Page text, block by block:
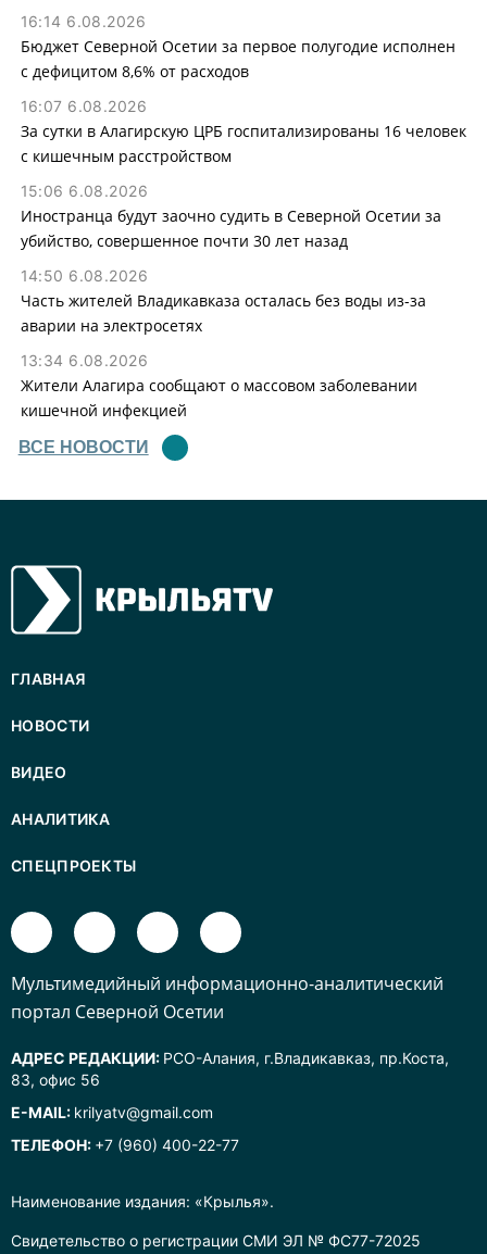
16:14 6.08.2026
Бюджет Северной Осетии за первое полугодие исполнен
с дефицитом 8,6% от расходов
16:07 6.08.2026
За сутки в Алагирскую ЦРБ госпитализированы 16 человек
с кишечным расстройством
15:06 6.08.2026
Иностранца будут заочно судить в Северной Осетии за
убийство, совершенное почти 30 лет назад
14:50 6.08.2026
Часть жителей Владикавказа осталась без воды из-за
аварии на электросетях
13:34 6.08.2026
Жители Алагира сообщают о массовом заболевании
кишечной инфекцией
ВСЕ НОВОСТИ
Наименование издания: «Крылья».
Свидетельство о регистрации СМИ ЭЛ № ФС77-72025
ГЛАВНАЯ
НОВОСТИ
ВИДЕО
АНАЛИТИКА
СПЕЦПРОЕКТЫ
Mультимедийный информационно-аналитический
портал Северной Осетии
АДРЕС РЕДАКЦИИ: РСО-Алания, г.Владикавказ, пр.Коста,
83, офис 56
E-MAIL: krilyatv@gmail.com
ТЕЛЕФОН: +7 (960) 400-22-77